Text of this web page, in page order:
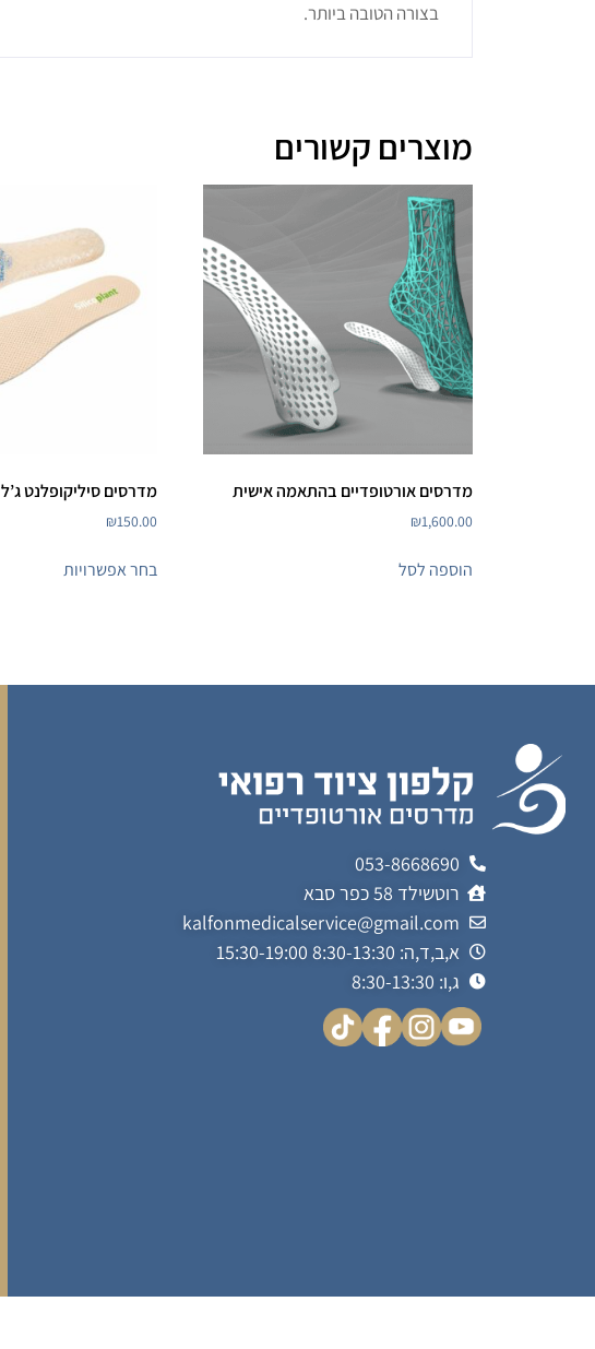
בצורה הטובה ביותר.
מוצרים קשורים
מדרסים אורטופדיים בהתאמה אישית
₪1,600.00
הוספה לסל
מדרסים סיליקופלנט ג’ל
₪150.00
בחר אפשרויות
053-8668690
רוטשילד 58 כפר סבא
kalfonmedicalservice@gmail.com
א,ב,ד,ה: 8:30-13:30 15:30-19:00
ג,ו: 8:30-13:30